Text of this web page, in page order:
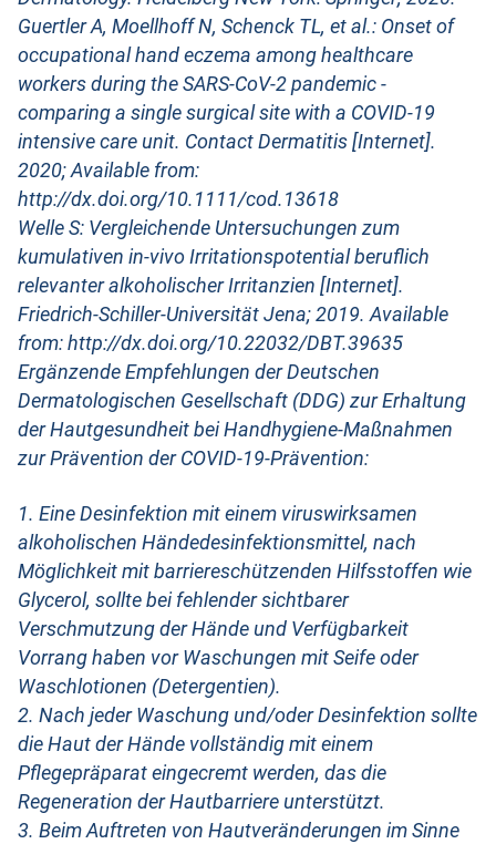
Guertler A, Moellhoff N, Schenck TL, et al.: Onset of
occupational hand eczema among healthcare
workers during the SARS-CoV-2 pandemic -
comparing a single surgical site with a COVID-19
intensive care unit. Contact Dermatitis [Internet].
2020; Available from:
http://dx.doi.org/10.1111/cod.13618
Welle S: Vergleichende Untersuchungen zum
kumulativen in-vivo Irritationspotential beruflich
relevanter alkoholischer Irritanzien [Internet].
Friedrich-Schiller-Universität Jena; 2019. Available
from: http://dx.doi.org/10.22032/DBT.39635
Ergänzende Empfehlungen der Deutschen
Dermatologischen Gesellschaft (DDG) zur Erhaltung
der Hautgesundheit bei Handhygiene-Maßnahmen
zur Prävention der COVID-19-Prävention:
1. Eine Desinfektion mit einem viruswirksamen
alkoholischen Händedesinfektionsmittel, nach
Möglichkeit mit barriereschützenden Hilfsstoffen wie
Glycerol, sollte bei fehlender sichtbarer
Verschmutzung der Hände und Verfügbarkeit
Vorrang haben vor Waschungen mit Seife oder
Waschlotionen (Detergentien).
2. Nach jeder Waschung und/oder Desinfektion sollte
die Haut der Hände vollständig mit einem
Pflegepräparat eingecremt werden, das die
Regeneration der Hautbarriere unterstützt.
3. Beim Auftreten von Hautveränderungen im Sinne